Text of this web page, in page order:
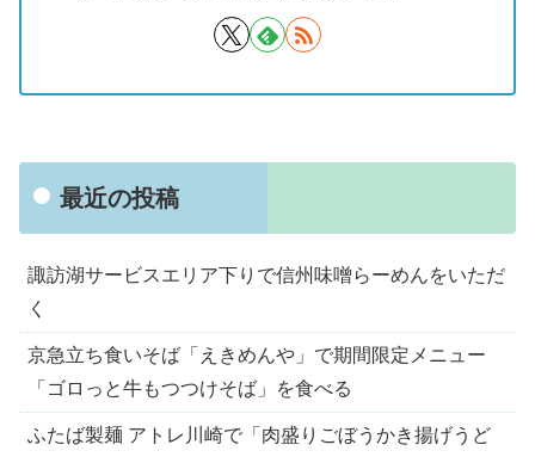
最近の投稿
諏訪湖サービスエリア下りで信州味噌らーめんをいただ
く
京急立ち食いそば「えきめんや」で期間限定メニュー
「ゴロっと牛もつつけそば」を食べる
ふたば製麺 アトレ川崎で「肉盛りごぼうかき揚げうど